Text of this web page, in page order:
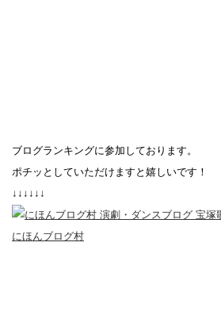
ブログランキングに参加しております。
ポチッとしていただけますと嬉しいです！
↓↓↓↓↓↓
にほんブログ村